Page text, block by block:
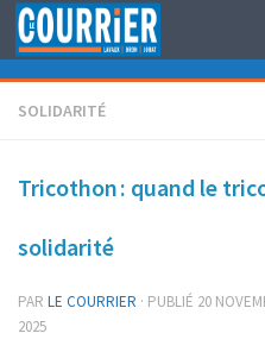
Au dessous du contenu
SOLIDARITÉ
Tricothon : quand le
solidarité
PAR LE COURRIER · PUBLIÉ 20
2025